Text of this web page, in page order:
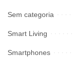
Sem categoria
Smart Living
Smartphones